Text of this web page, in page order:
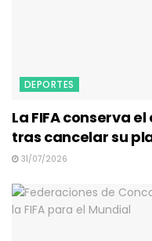
DEPORTES
La FIFA conserva
tras cancelar su
31/07/2026